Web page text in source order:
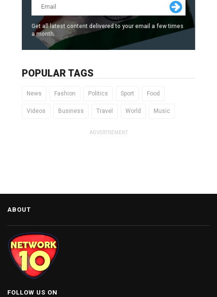
Get all latest content delivered to your email a few times
a month.
POPULAR TAGS
News Fashion Politics Sport Food
Videos Business Travel World Music
ADVERTISEMENT
ABOUT
FOLLOW US ON